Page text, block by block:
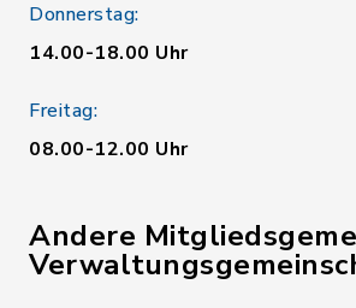
Donnerstag:
14.00-18.00 Uhr
Freitag:
08.00-12.00 Uhr
Andere